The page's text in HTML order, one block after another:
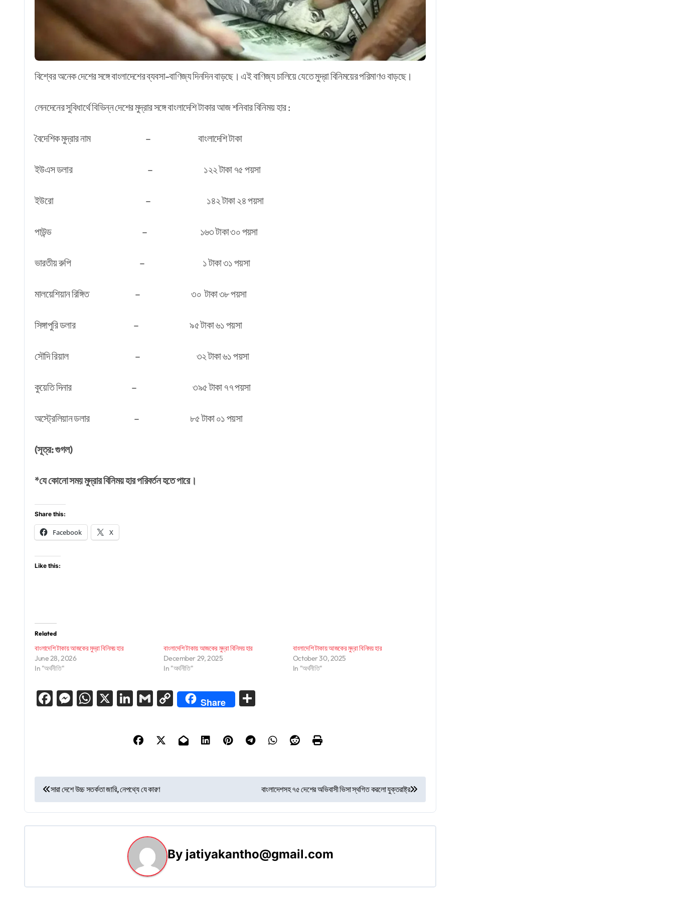
বিশ্বের অনেক দেশের সঙ্গে বাংলাদেশের ব্যবসা-বাণিজ্য দিনদিন বাড়ছে। এই বাণিজ্য চালিয়ে যেতে মুদ্রা বিনিময়ের পরিমাণও বাড়ছে।
লেনদেনের সুবিধার্থে বিভিন্ন দেশের মুদ্রার সঙ্গে বাংলাদেশি টাকার আজ শনিবার বিনিময় হার :
বৈদেশিক মুদ্রার নাম – বাংলাদেশি টাকা
ইউএস ডলার – ১২২ টাকা ৭৫ পয়সা
ইউরো – ১৪২ টাকা ২৪ পয়সা
পাউন্ড – ১৬৩ টাকা ৩০ পয়সা
ভারতীয় রুপি – ১ টাকা ৩১ পয়সা
মালয়েশিয়ান রিঙ্গিত – ৩০ টাকা ৩৮ পয়সা
সিঙ্গাপুরি ডলার – ৯৫ টাকা ৬১ পয়সা
সৌদি রিয়াল – ৩২ টাকা ৬১ পয়সা
কুয়েতি দিনার – ৩৯৫ টাকা ৭৭ পয়সা
অস্ট্রেলিয়ান ডলার – ৮৫ টাকা ০১ পয়সা
(সূত্র: গুগল)
*যে কোনো সময় মুদ্রার বিনিময় হার পরিবর্তন হতে পারে।
Share this:
Facebook X
Like this:
Related
বাংলাদেশি টাকায় আজকের মুদ্রা বিনিময় হার
June 28, 2026
In "অর্থনীতি"
বাংলাদেশি টাকায় আজকের মুদ্রা বিনিময় হার
December 29, 2025
In "অর্থনীতি"
বাংলাদেশি টাকায় আজকের মুদ্রা বিনিময় হার
October 30, 2025
In "অর্থনীতি"
Facebook
Messenger
WhatsApp
X LinkedIn
Gmail
Copy
Link
Share
P
o
s
a
সারা দেশে উচ্চ সতর্কতা জারি, নেপথ্যে যে কারণ বাংলাদেশসহ ৭৫ দেশের অভিবাসী ভিসা স্থগিত করলো যুক্তরাষ্ট্র
By jatiyakantho@gmail.com